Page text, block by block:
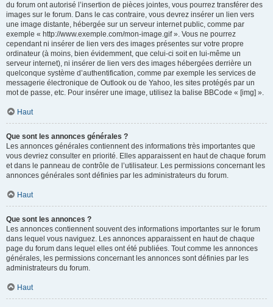
du forum ont autorisé l’insertion de pièces jointes, vous pourrez transférer des
images sur le forum. Dans le cas contraire, vous devrez insérer un lien vers
une image distante, hébergée sur un serveur internet public, comme par
exemple « http://www.exemple.com/mon-image.gif ». Vous ne pourrez
cependant ni insérer de lien vers des images présentes sur votre propre
ordinateur (à moins, bien évidemment, que celui-ci soit en lui-même un
serveur internet), ni insérer de lien vers des images hébergées derrière un
quelconque système d’authentification, comme par exemple les services de
messagerie électronique de Outlook ou de Yahoo, les sites protégés par un
mot de passe, etc. Pour insérer une image, utilisez la balise BBCode « [img] ».
Haut
Que sont les annonces générales ?
Les annonces générales contiennent des informations très importantes que
vous devriez consulter en priorité. Elles apparaissent en haut de chaque forum
et dans le panneau de contrôle de l’utilisateur. Les permissions concernant les
annonces générales sont définies par les administrateurs du forum.
Haut
Que sont les annonces ?
Les annonces contiennent souvent des informations importantes sur le forum
dans lequel vous naviguez. Les annonces apparaissent en haut de chaque
page du forum dans lequel elles ont été publiées. Tout comme les annonces
générales, les permissions concernant les annonces sont définies par les
administrateurs du forum.
Haut